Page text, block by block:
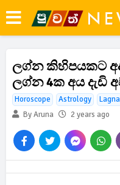
ලග්න කිහිපයකට
ලග්න 4ක අය දැඩි
Horoscope Astrology
By Aruna
2 years ago